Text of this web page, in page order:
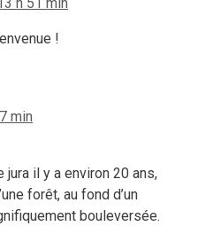
!
min
jura il y a environ 20 ans,
forêt, au fond d’un
bouleversée.